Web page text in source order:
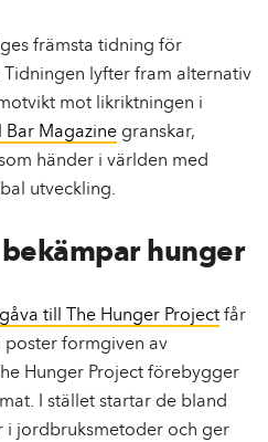
främsta tidning för
lyfter fram alternativ
mot likriktningen i
Bar Magazine granskar,
händer i världen med
utveckling.
hunger
till The Hunger Project får
poster formgiven av
Hunger Project förebygger
I stället startar de bland
i jordbruksmetoder och ger